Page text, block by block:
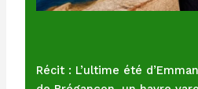
Récit : L’ultime été